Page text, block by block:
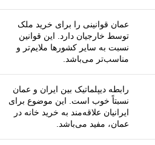
عمان قوانینی را برای خرید ملک
توسط خارجیان دارد. این قوانین
نسبت به سایر کشورها ملایم‌تر و
مناسب‌تر می‌باشد.
رابطه دیپلماتیک بین ایران و عمان
نسبتاً خوب است. این موضوع برای
ایرانیان علاقه‌مند به خرید خانه در
عمان، مفید می‌باشد.